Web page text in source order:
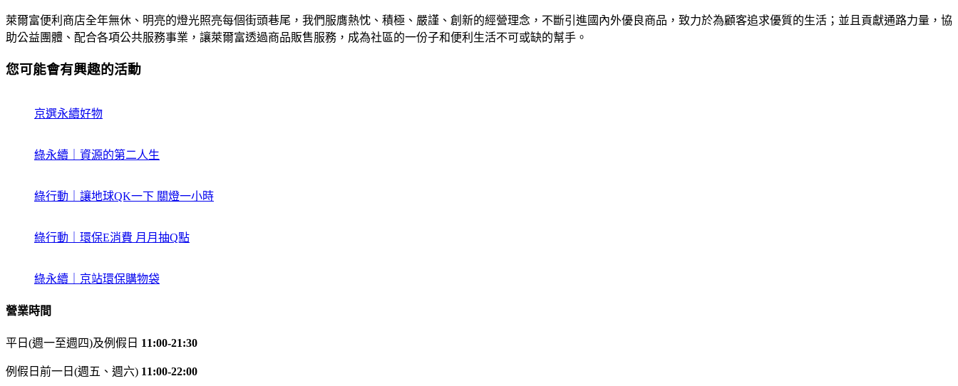
萊爾富便利商店全年無休、明亮的燈光照亮每個街頭巷尾，我們服膺熱忱、積極、嚴謹、創新的經營理念，不斷引進國內外優良商品，致力於為顧客追求優質的生活；並且貢獻通路力量，協
助公益團體、配合各項公共服務事業，讓萊爾富透過商品販售服務，成為社區的一份子和便利生活不可或缺的幫手。
您可能會有興趣的活動
京選永續好物
綠永續｜資源的第二人生
綠行動｜讓地球QK一下 關燈一小時
綠行動｜環保E消費 月月抽Q點
綠永續｜京站環保購物袋
營業時間
平日(週一至週四)及例假日 11:00-21:30
例假日前一日(週五、週六) 11:00-22:00